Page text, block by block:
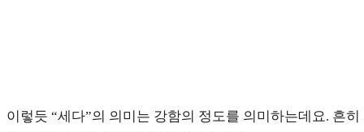
이렇듯 “세다”의 의미는 강함의 정도를 의미하는데요. 흔